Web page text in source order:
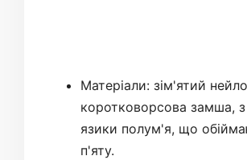
Матеріали: зім'ятий
коротковорсова замша, з
язики полум'я, що
п'яту.